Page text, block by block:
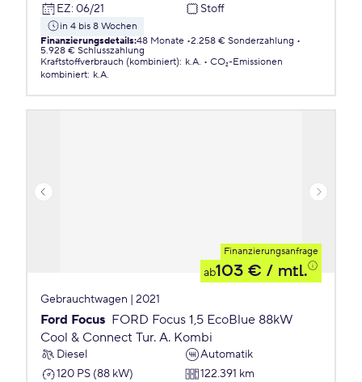
EZ: 06/21 Stoff
in 4 bis 8 Wochen
Finanzierungsdetails:48 Monate 2.258 € Sonderzahlung
5.928 € Schlusszahlung
Kraftstoffverbrauch (kombiniert): k.A.
CO₂-Emissionen
kombiniert: k.A.
Finanzierungsanfrage
ab103 € / mtl.
Gebrauchtwagen | 2021
Ford Focus FORD Focus 1,5 EcoBlue 88kW
Cool & Connect Tur. A. Kombi
Diesel
Automatik
120 PS (88 kW)
122.391 km